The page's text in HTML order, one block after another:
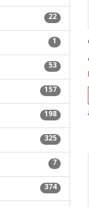
22
1
53
157
198
325
7
374